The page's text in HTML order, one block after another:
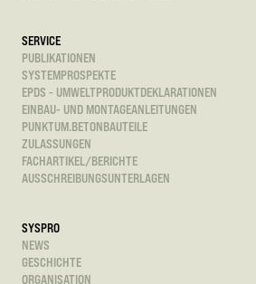
SERVICE
PUBLIKATIONEN
SYSTEMPROSPEKTE
EPDS - UMWELTPRODUKTDEKLARATIONEN
EINBAU- UND MONTAGEANLEITUNGEN
PUNKTUM.BETONBAUTEILE
ZULASSUNGEN
FACHARTIKEL/BERICHTE
AUSSCHREIBUNGSUNTERLAGEN
SYSPRO
NEWS
GESCHICHTE
ORGANISATION